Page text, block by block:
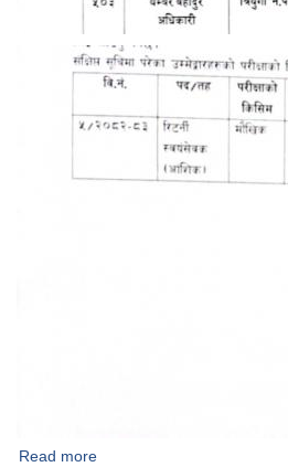
Read more